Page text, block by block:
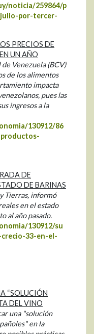
noticia/259864/p
por-tercer-
PRECIOS DE
UN AÑO
Venezuela (BCV)
de los alimentos
impacta
pues las
ingresos a la
130912/86
DE
DE BARINAS
Tierras, informó
en el estado
al año pasado.
130912/su
33-en-el-
“SOLUCIÓN
DEL VINO
una "solución
en la